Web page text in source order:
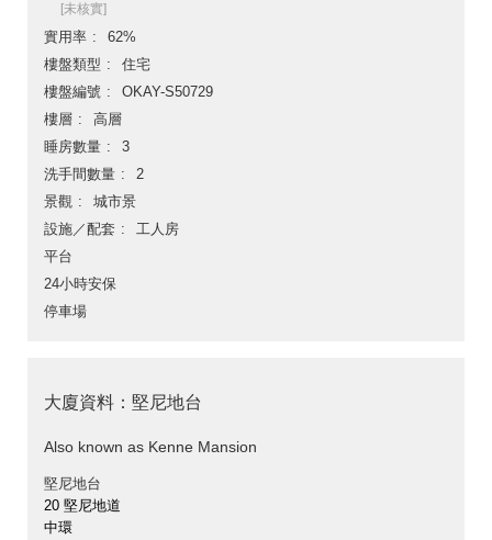
[未核實]
實用率
62%
樓盤類型
住宅
樓盤編號
OKAY-S50729
樓層
高層
睡房數量
3
洗手間數量
2
景觀
城市景
設施／配套
工人房
平台
24小時安保
停車場
大廈資料：堅尼地台
Also known as Kenne Mansion
堅尼地台
20 堅尼地道
中環